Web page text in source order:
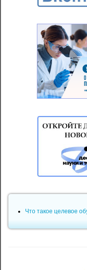
Что такое целевое